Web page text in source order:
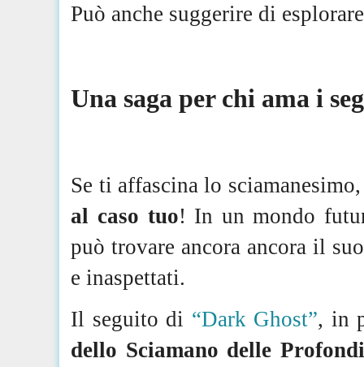
Può anche suggerire di
Una saga per chi ama i
Se ti affascina lo
al caso tuo! In un mondo
può trovare ancora ancora il
e inaspettati.
Il seguito di “Dark Ghost”, in
dello Sciamano delle